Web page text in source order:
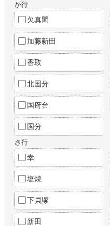
か行
欠真間
加藤新田
香取
北国分
国府台
国分
さ行
幸
塩焼
下貝塚
新田